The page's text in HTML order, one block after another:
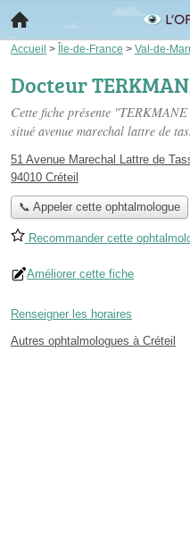
Accueil > Île-de-France > Val-de-
Docteur
Cette fiche présente
situé avenue marechal lattre de
51 Avenue Marechal Lattre de
94010 Créteil
📞 Appeler cette ophtalmologue
Recommander cette
Améliorer cette fiche
Renseigner les horaires
Autres ophtalmologues à Créteil